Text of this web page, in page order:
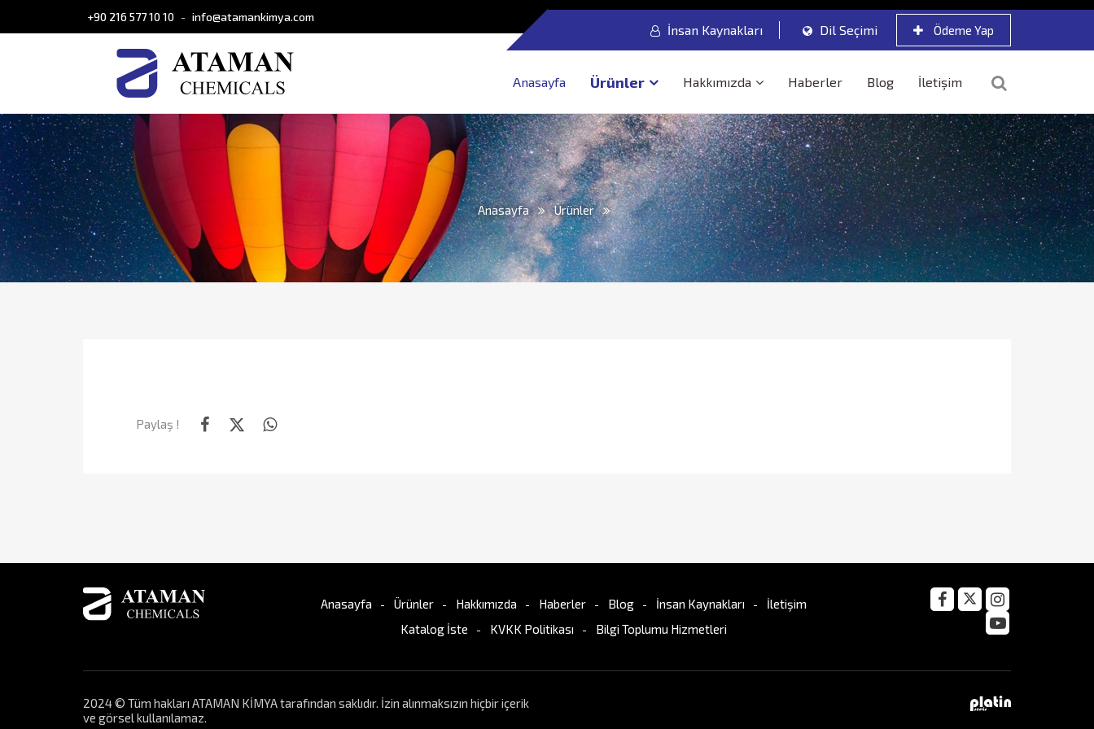
+90 216 577 10 10 - info@atamankimya.com
İnsan Kaynakları Dil Seçimi Ödeme Yap
Anasayfa Ürünler Hakkımızda Haberler Blog İletişim
Anasayfa Ürünler
Paylaş !
Anasayfa Ürünler Hakkımızda Haberler Blog İnsan Kaynakları
İletişim
Katalog İste
KVKK Politikası Bilgi Toplumu Hizmetleri
2024 © Tüm hakları ATAMAN KİMYA tarafından saklıdır. İzin alınmaksızın hiçbir içerik
ve görsel kullanılamaz.